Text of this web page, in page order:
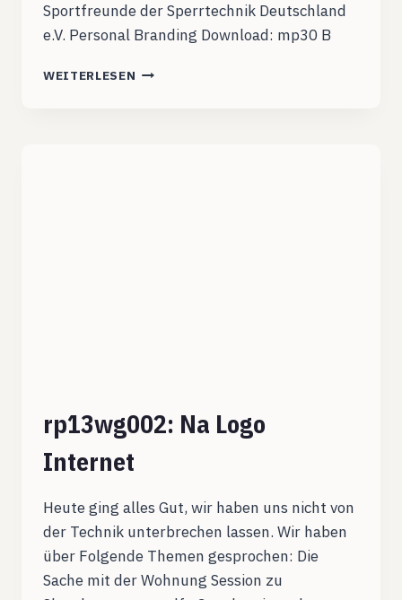
Sportfreunde der Sperrtechnik Deutschland
e.V. Personal Branding Download: mp30 B
WEITERLESEN RP13WG003:
rp13wg002: Na Logo
Internet
Heute ging alles Gut, wir haben uns nicht von
der Technik unterbrechen lassen. Wir haben
über Folgende Themen gesprochen: Die
Sache mit der Wohnung Session zu